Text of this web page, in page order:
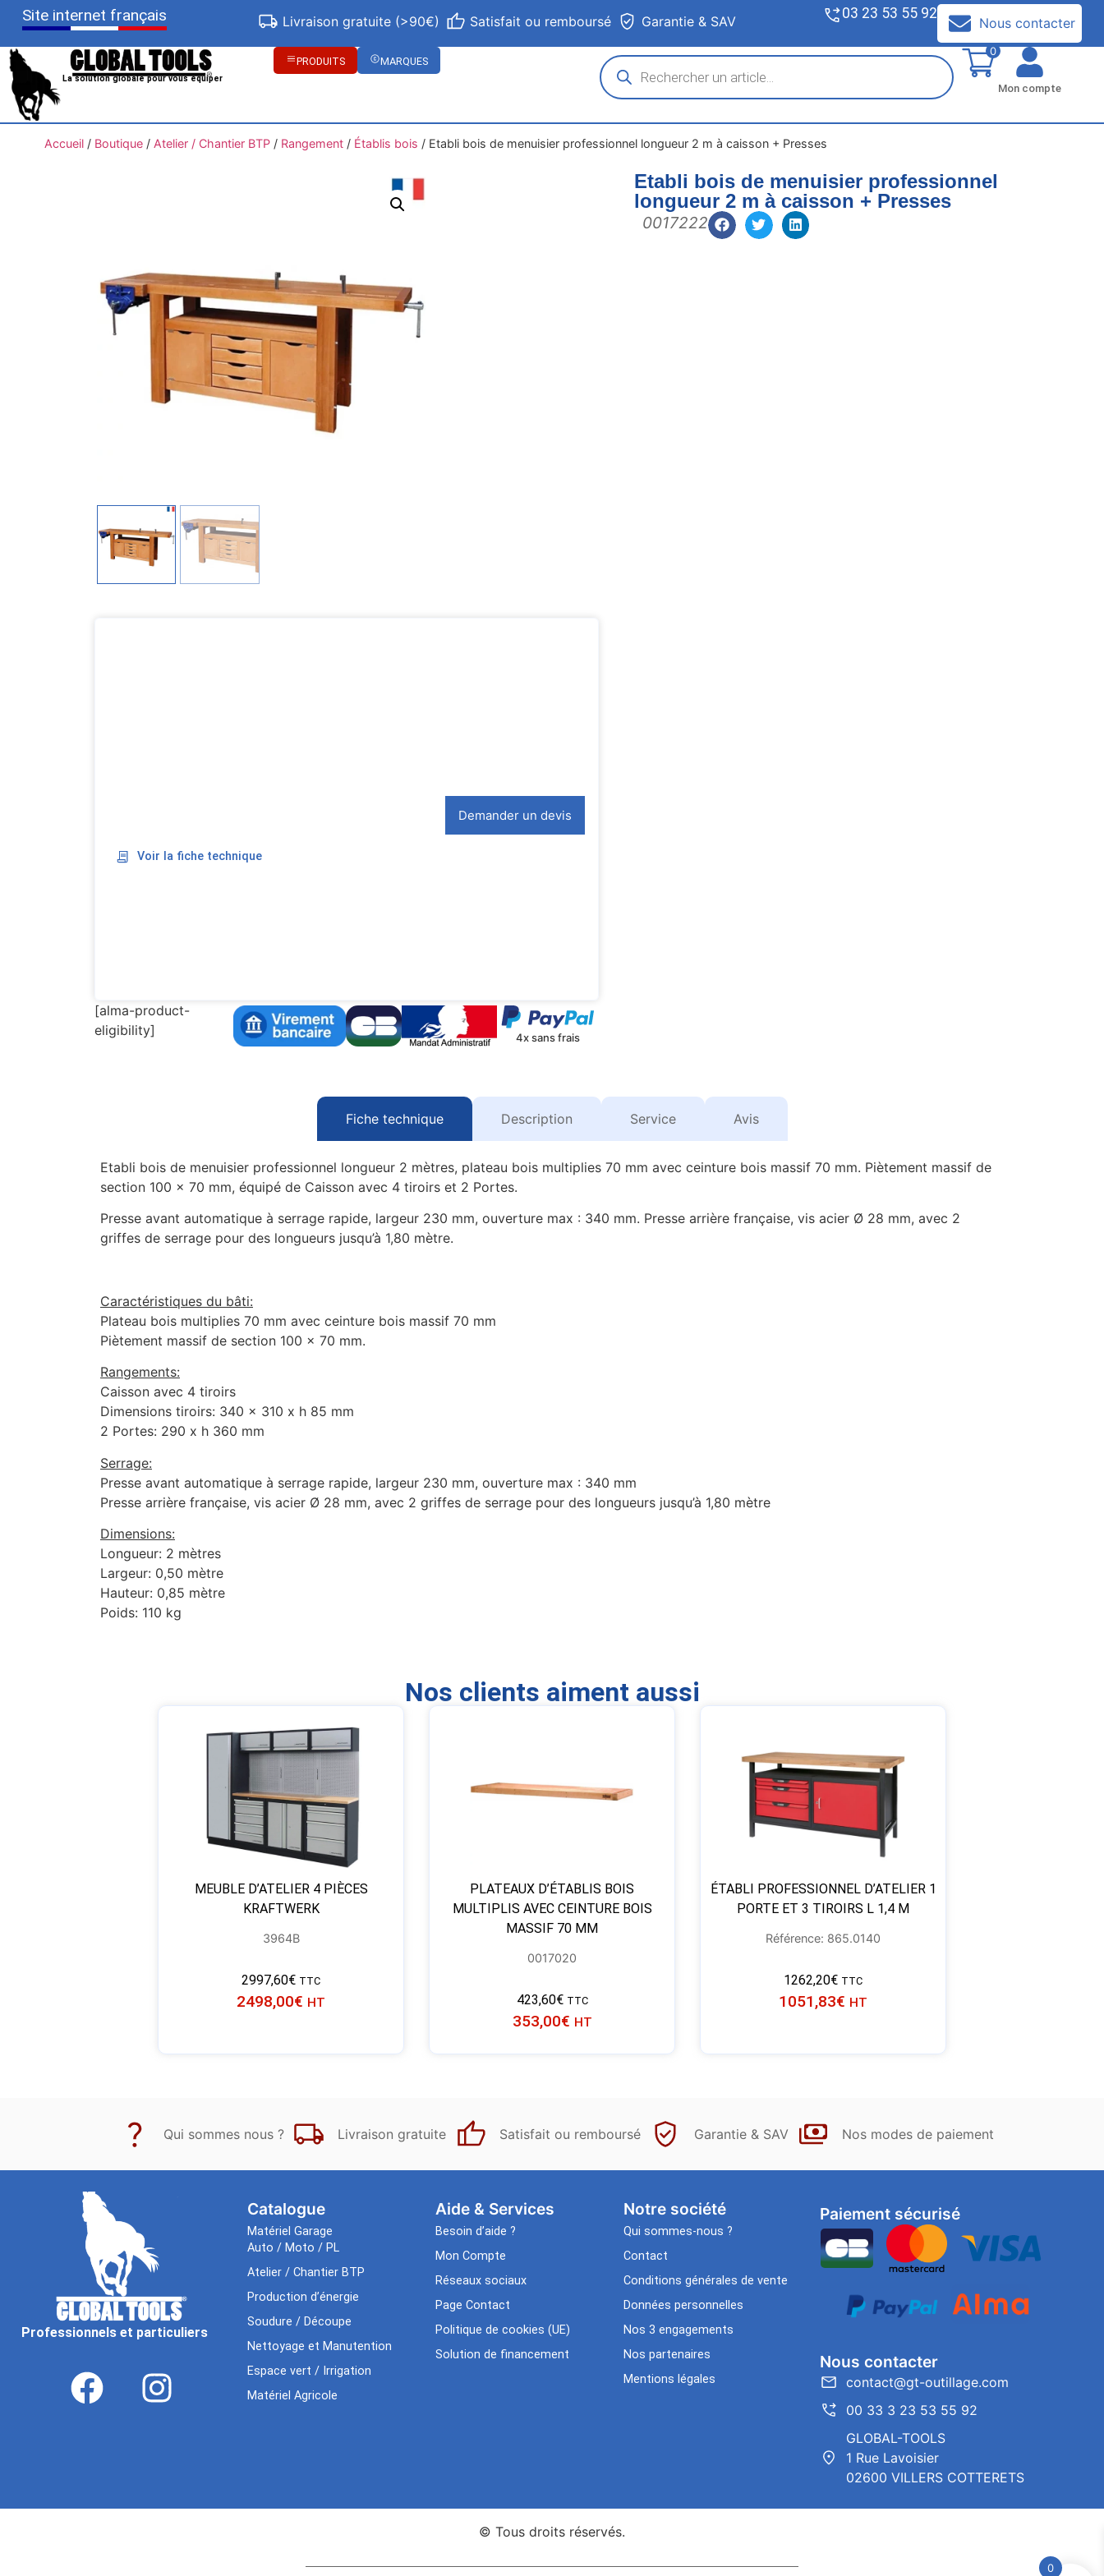
Site internet français Livraison gratuite (>90€) Satisfait ou remboursé Garantie & SAV 03 23 53 55 92
Nous contacter
La solution globale pour vous équiper
PRODUITS MARQUES
0
Mon compte
Accueil/ Boutique/ Atelier / Chantier BTP/ Rangement/ Établis bois / Etabli bois de menuisier professionnel longueur 2 m à caisson + Presses
Etabli bois de menuisier professionnel
longueur 2 m à caisson + Presses
0017222
Demander un devis
Voir la fiche technique
[alma-product-
eligibility]
4x sans frais
Fiche technique Description Service Avis
Etabli bois de menuisier professionnel longueur 2 mètres, plateau bois multiplies 70 mm avec ceinture bois massif 70 mm. Piètement massif de
section 100 x 70 mm, équipé de Caisson avec 4 tiroirs et 2 Portes.
Presse avant automatique à serrage rapide, largeur 230 mm, ouverture max : 340 mm. Presse arrière française, vis acier Ø 28 mm, avec 2
griffes de serrage pour des longueurs jusqu’à 1,80 mètre.
Caractéristiques du bâti:
Plateau bois multiplies 70 mm avec ceinture bois massif 70 mm
Piètement massif de section 100 x 70 mm.
Rangements:
Caisson avec 4 tiroirs
Dimensions tiroirs: 340 x 310 x h 85 mm
2 Portes: 290 x h 360 mm
Serrage:
Presse avant automatique à serrage rapide, largeur 230 mm, ouverture max : 340 mm
Presse arrière française, vis acier Ø 28 mm, avec 2 griffes de serrage pour des longueurs jusqu’à 1,80 mètre
Dimensions:
Longueur: 2 mètres
Largeur: 0,50 mètre
Hauteur: 0,85 mètre
Poids: 110 kg
Nos clients aiment aussi
MEUBLE D’ATELIER 4 PIÈCES
KRAFTWERK
3964B
2997,60€ TTC
2498,00€ HT
PLATEAUX D’ÉTABLIS BOIS
MULTIPLIS AVEC CEINTURE BOIS
MASSIF 70 MM
0017020
423,60€ TTC
353,00€ HT
ÉTABLI PROFESSIONNEL D’ATELIER 1
PORTE ET 3 TIROIRS L 1,4 M
Référence: 865.0140
1262,20€ TTC
1051,83€ HT
Qui sommes nous ? Livraison gratuite Satisfait ou remboursé Garantie & SAV Nos modes de paiement
Professionnels et particuliers
Catalogue
Matériel Garage
Auto / Moto / PL
Atelier / Chantier BTP
Production d’énergie
Soudure / Découpe
Nettoyage et Manutention
Espace vert / Irrigation
Matériel Agricole
Aide & Services​
Besoin d’aide ?
Mon Compte
Réseaux sociaux
Page Contact
Politique de cookies (UE)
Solution de financement
Notre société
Qui sommes-nous ?
Contact
Conditions générales de vente
Données personnelles
Nos 3 engagements
Nos partenaires
Mentions légales
Paiement sécurisé
Nous contacter
contact@gt-outillage.com
00 33 3 23 53 55 92
GLOBAL-TOOLS
1 Rue Lavoisier
02600 VILLERS COTTERETS
© Tous droits réservés.
0